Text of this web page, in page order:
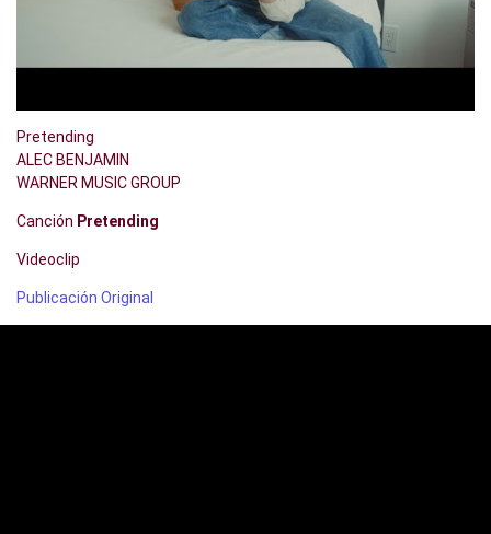
Pretending
ALEC BENJAMIN
WARNER MUSIC GROUP
Canción Pretending
Videoclip
Publicación Original